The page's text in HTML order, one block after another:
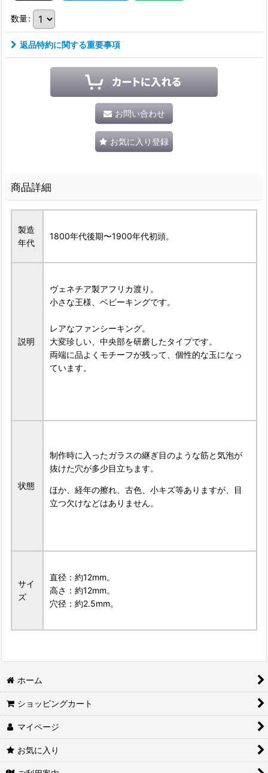
数量:
返品特約に関する重要事項
お問い合わせ
お気に入り登録
商品詳細
製造
年代
1800年代後期〜1900年代初頭。
説明
ヴェネチア製アフリカ渡り。
小さな王様、ベビーキングです。
レアなファンシーキング。
大変珍しい、中央部を研磨したタイプです。
両端に品よくモチーフが残って、個性的な玉になっ
ています。
状態
制作時に入ったガラスの継ぎ目のような筋と気泡が
抜けた穴が多少目立ちます。
ほか、経年の擦れ、古色、小キズ等ありますが、目
立つ欠けなどはありません。
サイ
ズ
直径：約12mm。
高さ：約12mm。
穴径：約2.5mm。
ホーム
ショッピングカート
マイページ
お気に入り